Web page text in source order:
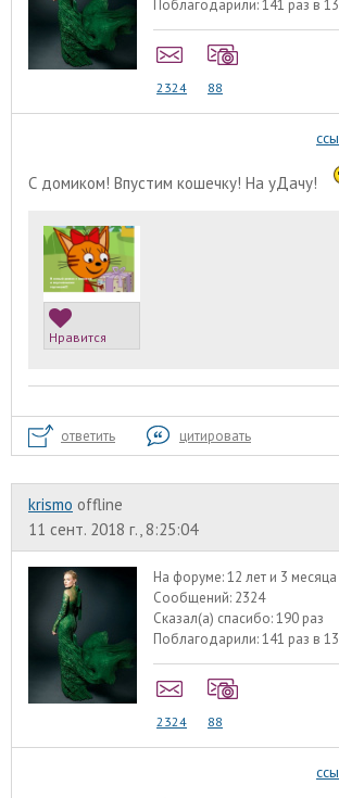
Поблагодарили:141 раз в
2324 88
С домиком! Впустим кошечку! На уДачу!
Нравится
ответить цитировать
krismo offline
11 сент. 2018 г., 8:25:04
На форуме:12 лет и 3 месяца
Сообщений: 2324
Сказал(а) спасибо:190 раз
Поблагодарили:141 раз в
2324 88